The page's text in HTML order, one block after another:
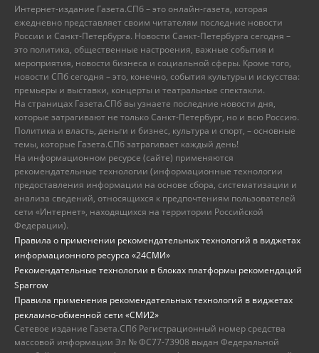
Интернет-издание Газета.СПб – это онлайн-газета, которая
ежедневно представляет своим читателям последние новости
России и Санкт-Петербурга. Новости Санкт-Петербурга сегодня –
это политика, общественные настроения, важные события и
мероприятия, новости бизнеса и социальной сферы. Кроме того,
новости СПб сегодня – это, конечно, события культуры и искусства:
премьеры и выставки, концерты и театральные спектакли.
На страницах Газета.СПб вы узнаете последние новости дня,
которые затрагивают не только Санкт-Петербург, но и всю Россию.
Политика и власть, деньги и бизнес, культура и спорт, – основные
темы, которые Газета.СПб затрагивает каждый день!
На информационном ресурсе (сайте) применяются
рекомендательные технологии (информационные технологии
предоставления информации на основе сбора, систематизации и
анализа сведений, относящихся к предпочтениям пользователей
сети «Интернет», находящихся на территории Российской
Федерации).
Правила о применении рекомендательных технологий в виджетах
информационного ресурса «24СМИ»
Рекомендательные технологии в блоках платформы рекомендаций
Sparrow
Правила применения рекомендательных технологий в виджетах
рекламно-обменной сети «СМИ2»
Сетевое издание Газета.СПб Регистрационный номер средства
массовой информации Эл № ФС77-73908 выдан Федеральной